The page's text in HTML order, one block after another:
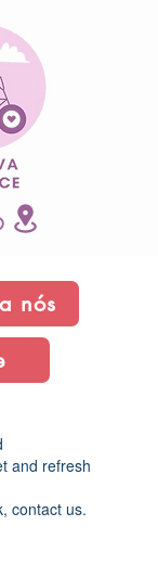
nós
and refresh
contact us.